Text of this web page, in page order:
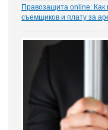
Правозащита online: Как
съемщиков и плату за
юрисконсульт проектов